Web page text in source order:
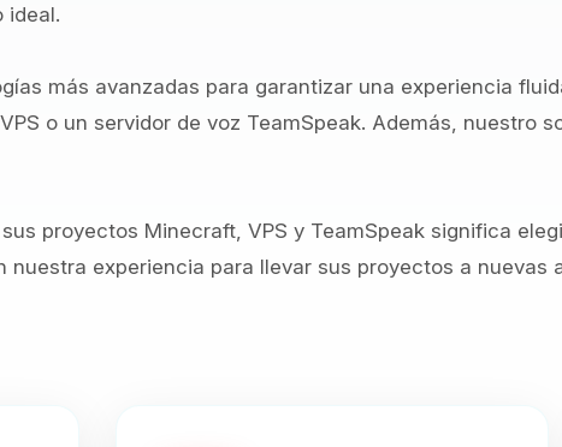
ideal.
más avanzadas para garantizar una experiencia
o un servidor de voz TeamSpeak. Además, nuestro
sus proyectos Minecraft, VPS y TeamSpeak significa
nuestra experiencia para llevar sus proyectos a nuevas